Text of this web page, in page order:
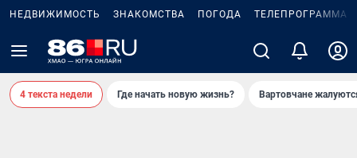
НЕДВИЖИМОСТЬ ЗНАКОМСТВА ПОГОДА ТЕЛЕПРОГРАММА
4 текста недели Где начать новую жизнь? Вартовчане